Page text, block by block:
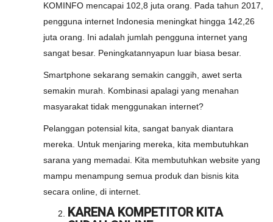
KOMINFO mencapai 102,8 juta orang. Pada tahun 2017,
pengguna internet Indonesia meningkat hingga 142,26
juta orang. Ini adalah jumlah pengguna internet yang
sangat besar. Peningkatannyapun luar biasa besar.
Smartphone sekarang semakin canggih, awet serta
semakin murah. Kombinasi apalagi yang menahan
masyarakat tidak menggunakan internet?
Pelanggan potensial kita, sangat banyak diantara
mereka. Untuk menjaring mereka, kita membutuhkan
sarana yang memadai. Kita membutuhkan website yang
mampu menampung semua produk dan bisnis kita
secara online, di internet.
KARENA KOMPETITOR KITA